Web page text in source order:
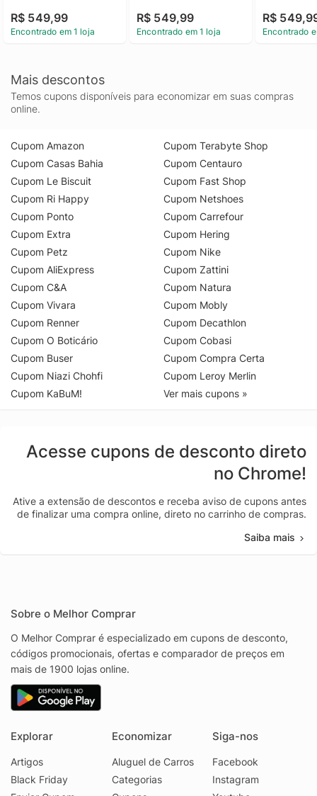
R$ 549,99
Encontrado em 1 loja
R$ 549,99
Encontrado em 1 loja
R$
Encontrado
Mais descontos
Temos cupons disponíveis para economizar em suas compras
online.
Cupom Amazon
Cupom Casas Bahia
Cupom Le Biscuit
Cupom Ri Happy
Cupom Ponto
Cupom Extra
Cupom Petz
Cupom AliExpress
Cupom C&A
Cupom Vivara
Cupom Renner
Cupom O Boticário
Cupom Buser
Cupom Niazi Chohfi
Cupom KaBuM!
Cupom Terabyte Shop
Cupom Centauro
Cupom Fast Shop
Cupom Netshoes
Cupom Carrefour
Cupom Hering
Cupom Nike
Cupom Zattini
Cupom Natura
Cupom Mobly
Cupom Decathlon
Cupom Cobasi
Cupom Compra Certa
Cupom Leroy Merlin
Ver mais cupons »
Acesse cupons de desconto direto
no Chrome!
Ative a extensão de descontos e receba aviso de cupons antes
de finalizar uma compra online, direto no carrinho de compras.
Saiba mais
Sobre o Melhor Comprar
O Melhor Comprar é especializado em cupons de desconto,
códigos promocionais, ofertas e comparador de preços em
mais de 1900 lojas online.
Explorar
Artigos
Black Friday
Economizar
Aluguel de Carros
Categorias
Siga-nos
Facebook
Instagram